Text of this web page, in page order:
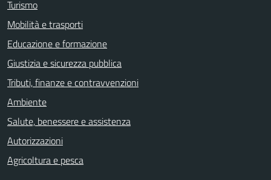
Turismo
Mobilità e trasporti
Educazione e formazione
Giustizia e sicurezza pubblica
Tributi, finanze e contravvenzioni
Ambiente
Salute, benessere e assistenza
Autorizzazioni
Agricoltura e pesca